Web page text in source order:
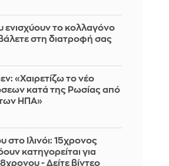
ενισχύουν το κολλαγόνο
βάλετε στη διατροφή σας
«Χαιρετίζω το νέο
κατά της Ρωσίας από
ΗΠΑ»
στο Ιλινόι: 15χρονος
κατηγορείται για
- Δείτε βίντεο